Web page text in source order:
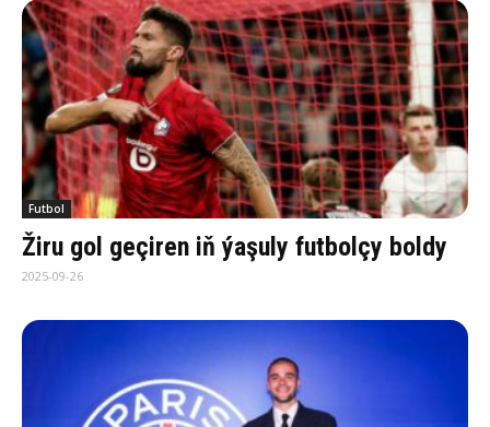
Futbol
Žiru gol geçiren iň ýaşuly futbolçy boldy
2025-09-26